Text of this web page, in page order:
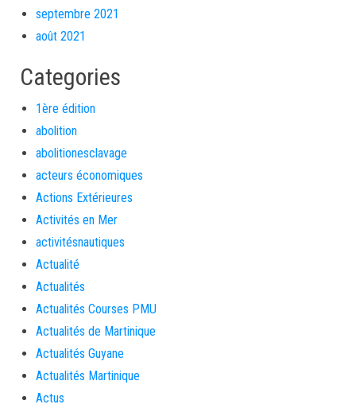
septembre 2021
août 2021
Categories
1ère édition
abolition
abolitionesclavage
acteurs économiques
Actions Extérieures
Activités en Mer
activitésnautiques
Actualité
Actualités
Actualités Courses PMU
Actualités de Martinique
Actualités Guyane
Actualités Martinique
Actus